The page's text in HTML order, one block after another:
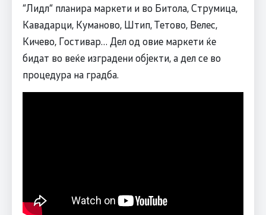
“Лидл“ планира маркети и во Битола, Струмица,
Кавадарци, Куманово, Штип, Тетово, Велес,
Кичево, Гостивар… Дел од овие маркети ќе
бидат во веќе изградени објекти, а дел се во
процедура на градба.